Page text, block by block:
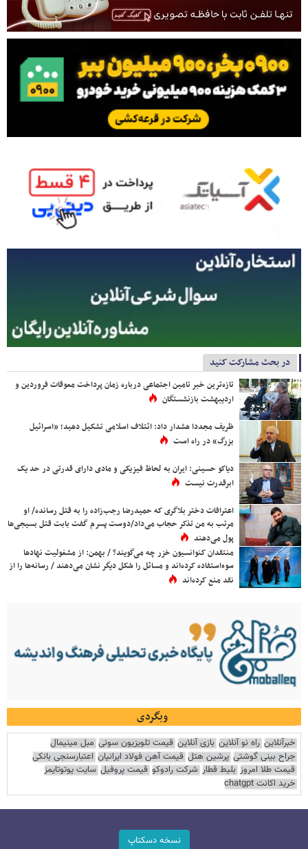
در بحث مشارکت کنید
تازه‌ترین خبر تامین اجتماعی درباره زمان پرداخت معوقات فروردین و
اردیبهشت بازنشستگان
ظریف مجددا هشدار داد: ائتلاف اسلامی تشکیل دهید؛ «اسرائیل
بزرگ» در راه است
دیاکو حسینی: ایران به لحاظ فیزیکی و مادی دارای قدرتی در حد یک
ابرقدرت نیست
اعترافات دختر بلاگری که حمیدرضا رجب‌زاده را به قتل رسانده/ او
مرتب به من تذکر حجاب می‌داد/دوست پسرم گفت بابت قتل بسیجی‌ها
پول می‌دهند
منتقدان کنوانسیون خزر چه می‌گویند؟ / بهمن: از مشغولیت نهادها
سوءاستفاده کرده‌اند و مسائل را شکل دیگر نشان می‌دهند / رسانه‌ها را از
نقد منع کرده‌اند
وبگردی
خبرآنلاین راه نو آنلاین بازی آنلاین قیمت تلویزیون سونی مبل مینیمال
جراح بینی گوشتی پرشین هتل قیمت آهن فولاد ایرانیان اعتبارسنجی بانکی
قیمت طلا امروز بلیط قطار شرکت رادوکو قیمت پروفیل سایت یوتوتایمز
خرید اکانت chatgpt
نسخه دسکتاپ